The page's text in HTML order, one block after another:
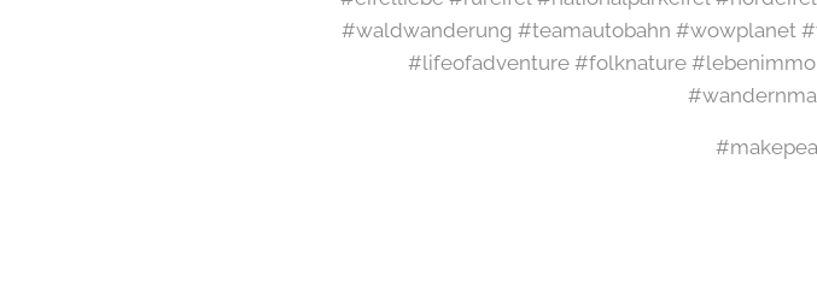
#waldwanderung #teamautobahn #wowplanet
#lifeofadventure #folknature